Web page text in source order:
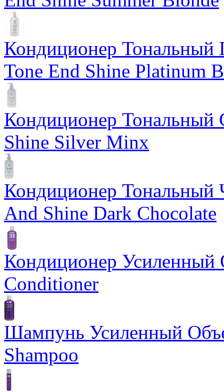
Кондиционер
Tone End Shine Platinum
Кондиционер Тональный
Shine Silver Minx
Кондиционер Тональный
And Shine Dark Chocolate
Кондиционер
Conditioner
Шампунь Усиленный
Shampoo